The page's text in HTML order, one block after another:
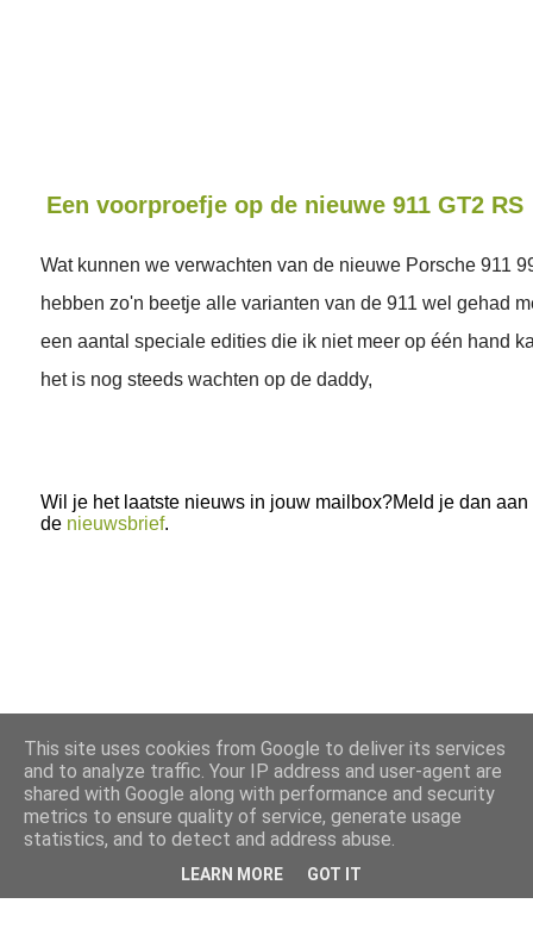
Een voorproefje op de nieuwe 911 GT2 RS
Wat kunnen we verwachten van de nieuwe Porsche 911
hebben zo'n beetje alle varianten van de 911 wel gehad
een aantal speciale edities die ik niet meer op één hand
het is nog steeds wachten op de daddy,
Wil je het laatste nieuws in jouw mailbox?Meld je dan aan
de nieuwsbrief.
This site uses cookies from Google to deliver its services
and to analyze traffic. Your IP address and user-agent are
shared with Google along with performance and security
metrics to ensure quality of service, generate usage
statistics, and to detect and address abuse.
LEARN MORE GOT IT